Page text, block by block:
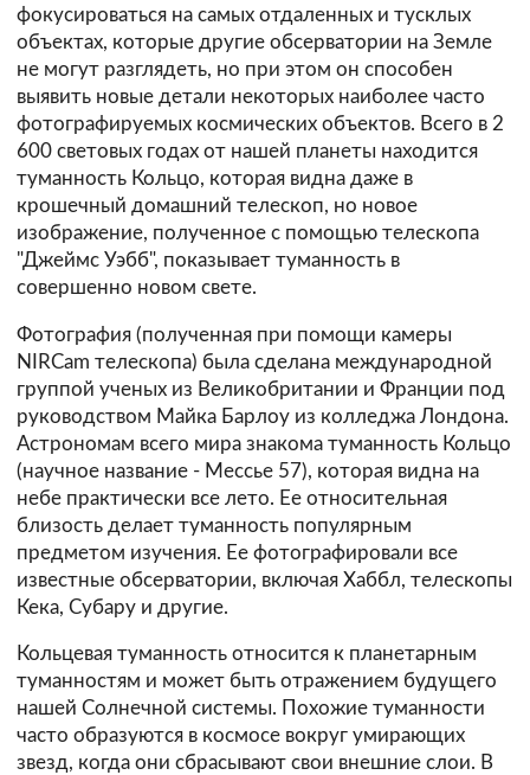
фокусироваться на самых отдаленных и тусклых
объектах, которые другие обсерватории на Земле
не могут разглядеть, но при этом он способен
выявить новые детали некоторых наиболее часто
фотографируемых космических объектов. Всего в 2
600 световых годах от нашей планеты находится
туманность Кольцо, которая видна даже в
крошечный домашний телескоп, но новое
изображение, полученное с помощью телескопа
"Джеймс Уэбб", показывает туманность в
совершенно новом свете.
Фотография (полученная при помощи камеры
NIRCam телескопа) была сделана международной
группой ученых из Великобритании и Франции под
руководством Майка Барлоу из колледжа Лондона.
Астрономам всего мира знакома туманность Кольцо
(научное название - Мессье 57), которая видна на
небе практически все лето. Ее относительная
близость делает туманность популярным
предметом изучения. Ее фотографировали все
известные обсерватории, включая Хаббл, телескопы
Кека, Субару и другие.
Кольцевая туманность относится к планетарным
туманностям и может быть отражением будущего
нашей Солнечной системы. Похожие туманности
часто образуются в космосе вокруг умирающих
звезд, когда они сбрасывают свои внешние слои. В